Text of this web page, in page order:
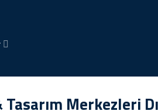
Merkezleri